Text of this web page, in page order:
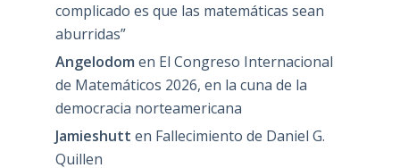
complicado es que las matemáticas sean
aburridas”
Angelodom en El Congreso Internacional
de Matemáticos 2026, en la cuna de la
democracia norteamericana
Jamieshutt en Fallecimiento de Daniel G.
Quillen